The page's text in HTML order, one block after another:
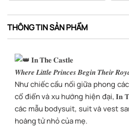
THÔNG TIN SẢN PHẨM
𝐈𝐧 𝐓𝐡𝐞 𝐂𝐚𝐬𝐭𝐥𝐞
𝑾𝒉𝒆𝒓𝒆 𝑳𝒊𝒕𝒕𝒍𝒆 𝑷𝒓𝒊𝒏𝒄𝒆𝒔 𝑩𝒆𝒈𝒊𝒏 𝑻𝒉𝒆𝒊𝒓
Như chiếc cầu nối giữa phong
cổ điển và xu hướng hiện đại, 𝐈𝐧
các mẫu bodysuit, suit và vest
hoàng tử nhỏ của mẹ.